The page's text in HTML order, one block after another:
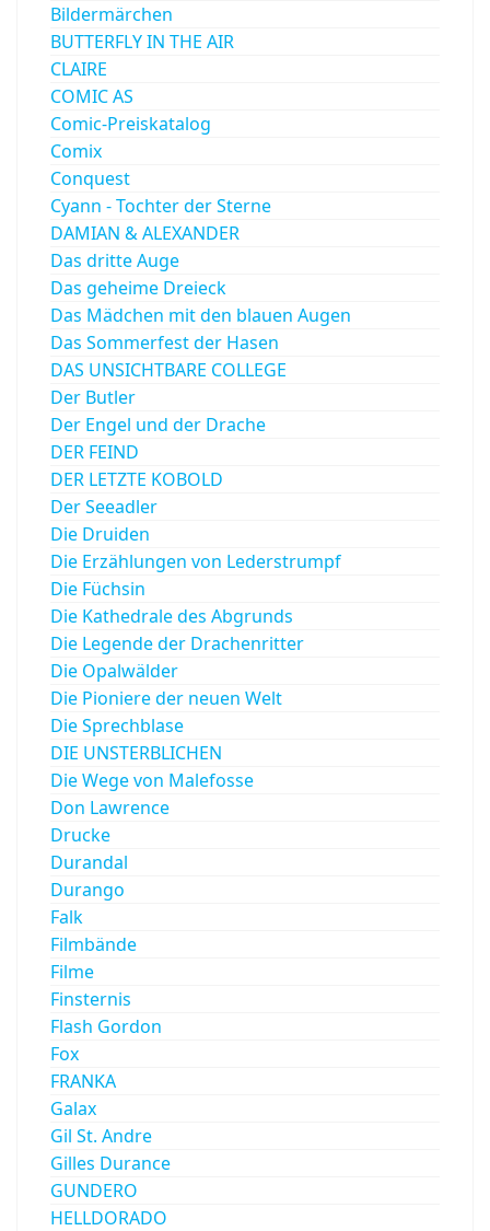
Bildermärchen
BUTTERFLY IN THE AIR
CLAIRE
COMIC AS
Comic-Preiskatalog
Comix
Conquest
Cyann - Tochter der Sterne
DAMIAN & ALEXANDER
Das dritte Auge
Das geheime Dreieck
Das Mädchen mit den blauen Augen
Das Sommerfest der Hasen
DAS UNSICHTBARE COLLEGE
Der Butler
Der Engel und der Drache
DER FEIND
DER LETZTE KOBOLD
Der Seeadler
Die Druiden
Die Erzählungen von Lederstrumpf
Die Füchsin
Die Kathedrale des Abgrunds
Die Legende der Drachenritter
Die Opalwälder
Die Pioniere der neuen Welt
Die Sprechblase
DIE UNSTERBLICHEN
Die Wege von Malefosse
Don Lawrence
Drucke
Durandal
Durango
Falk
Filmbände
Filme
Finsternis
Flash Gordon
Fox
FRANKA
Galax
Gil St. Andre
Gilles Durance
GUNDERO
HELLDORADO